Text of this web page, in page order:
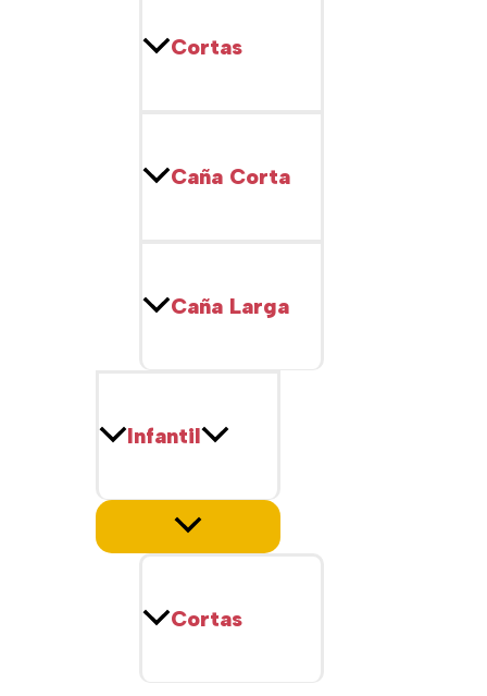
Cortas
Caña Corta
Caña Larga
Infantil
Cortas